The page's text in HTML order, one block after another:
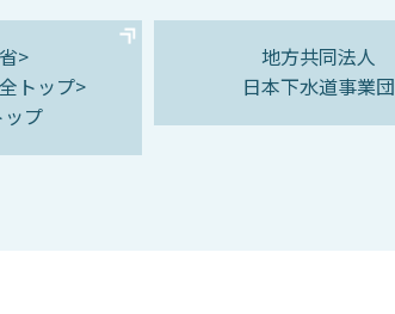
>
トップ>
プ
地方共同法人
日本下水道事業団